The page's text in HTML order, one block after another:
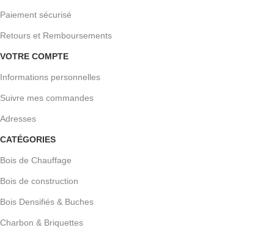
Paiement sécurisé
Retours et Remboursements
VOTRE COMPTE
Informations personnelles
Suivre mes commandes
Adresses
CATÉGORIES
Bois de Chauffage
Bois de construction
Bois Densifiés & Buches
Charbon & Briquettes